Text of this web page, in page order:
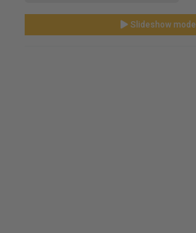
Slideshow mode